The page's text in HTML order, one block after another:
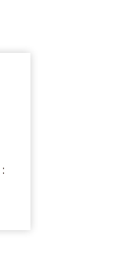
: